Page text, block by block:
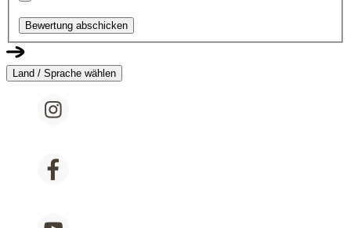
Bewertung abschicken
Land / Sprache wählen